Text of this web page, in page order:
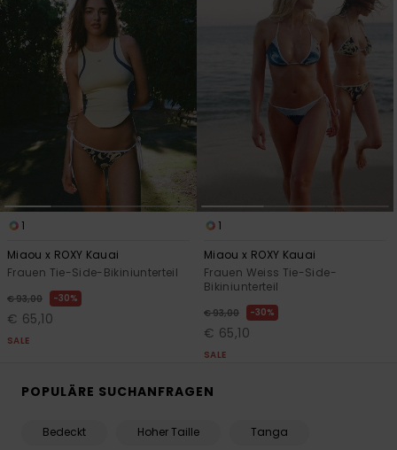
1
Miaou x ROXY Kauai
Frauen Tie-Side-Bikiniunterteil
€ 93,00 30%
€ 65,10
SALE
1
Miaou x ROXY Kauai
Frauen Weiss Tie-Side-
Bikiniunterteil
€ 93,00 30%
€ 65,10
SALE
POPULÄRE SUCHANFRAGEN
Bedeckt Hoher Taille Tanga